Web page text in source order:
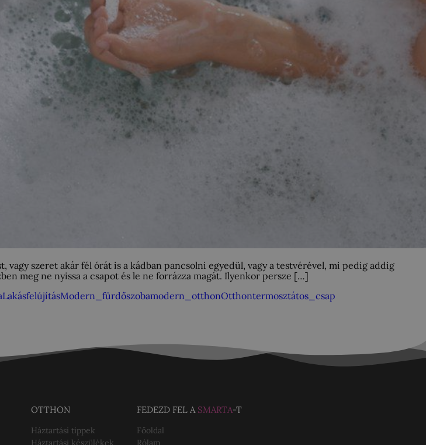
szeret akár fél órát is a kádban pancsolni egyedül, vagy a testvérével, mi pedig addig
meg ne nyissa a csapot és le ne forrázza magát. Ilyenkor persze […]
LakásfelújításModern_fürdőszobamodern_otthonOtthontermosztátos_csap
OTTHON
Háztartási tippek
Háztartási készülékek
FEDEZD FEL A SMARTA-T
Főoldal
Rólam